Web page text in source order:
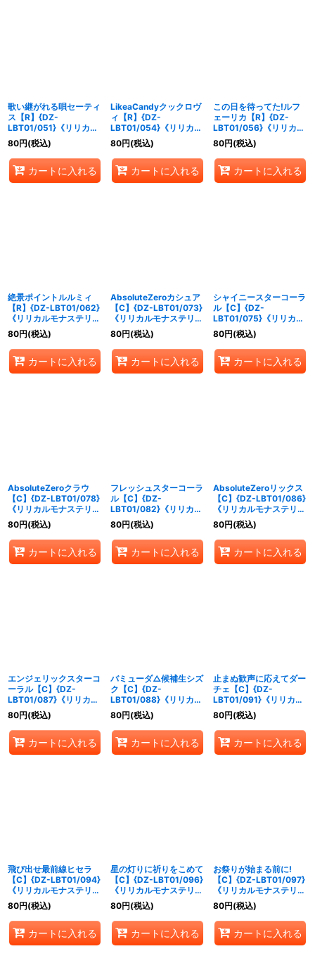
歌い継がれる唄セーティ
ス【R】{DZ-
LBT01/051}《リリカル
モナステリオ》
80円(税込)
カートに入れる
LikeaCandyクックロヴ
ィ【R】{DZ-
LBT01/054}《リリカル
モナステリオ》
80円(税込)
カートに入れる
この日を待ってた!ルフ
ェーリカ【R】{DZ-
LBT01/056}《リリカル
モナステリオ》
80円(税込)
カートに入れる
絶景ポイントルルミィ
【R】{DZ-LBT01/062}
《リリカルモナステリ
オ》
80円(税込)
カートに入れる
AbsoluteZeroカシュア
【C】{DZ-LBT01/073}
《リリカルモナステリ
オ》
80円(税込)
カートに入れる
シャイニースターコーラ
ル【C】{DZ-
LBT01/075}《リリカル
モナステリオ》
80円(税込)
カートに入れる
AbsoluteZeroクラウ
【C】{DZ-LBT01/078}
《リリカルモナステリ
オ》
80円(税込)
カートに入れる
フレッシュスターコーラ
ル【C】{DZ-
LBT01/082}《リリカル
モナステリオ》
80円(税込)
カートに入れる
AbsoluteZeroリックス
【C】{DZ-LBT01/086}
《リリカルモナステリ
オ》
80円(税込)
カートに入れる
エンジェリックスターコ
ーラル【C】{DZ-
LBT01/087}《リリカル
モナステリオ》
80円(税込)
カートに入れる
バミューダ△候補生シズ
ク【C】{DZ-
LBT01/088}《リリカル
モナステリオ》
80円(税込)
カートに入れる
止まぬ歓声に応えてダー
チェ【C】{DZ-
LBT01/091}《リリカル
モナステリオ》
80円(税込)
カートに入れる
飛び出せ最前線ヒセラ
【C】{DZ-LBT01/094}
《リリカルモナステリ
オ》
80円(税込)
カートに入れる
星の灯りに祈りをこめて
【C】{DZ-LBT01/096}
《リリカルモナステリ
オ》
80円(税込)
カートに入れる
お祭りが始まる前に!
【C】{DZ-LBT01/097}
《リリカルモナステリ
オ》
80円(税込)
カートに入れる